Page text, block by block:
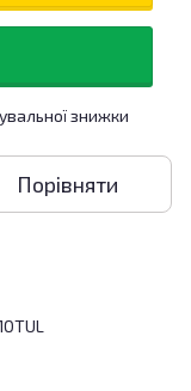
знижки
Порівняти